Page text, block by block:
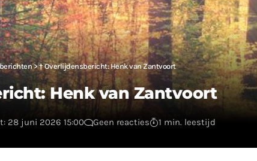
>† Overlijdensbericht: Henk van Zantvoort
Henk van Zantvoort
28 juni 2026 15:00 Geen reacties 1 min. leestijd